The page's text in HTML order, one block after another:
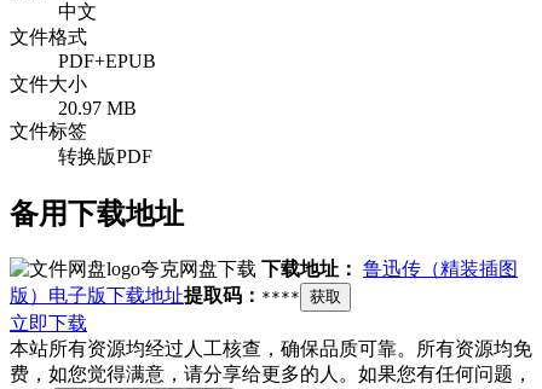
中文
文件格式
PDF+EPUB
文件大小
20.97 MB
文件标签
转换版PDF
备用下载地址
夸克网盘下载 下载地址： 鲁迅传（精装插图
版）电子版下载地址提取码： **** 获取
立即下载
本站所有资源均经过人工核查，确保品质可靠。所有资源均免
费，如您觉得满意，请分享给更多的人。如果您有任何问题，